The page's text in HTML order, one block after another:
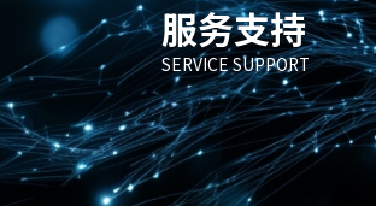
服务支持
SERVICE SUPPORT